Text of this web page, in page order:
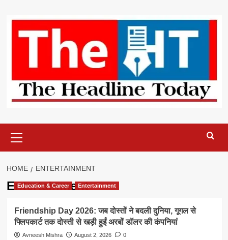
content
Menu
HOME ENTERTAINMENT
Entertainment
Education & Career Entertainment
Friendship Day 2026: जब दोस्तों ने बदली दुनिया, गूगल से
फ्लिपकार्ट तक दोस्ती से खड़ी हुईं अरबों डॉलर की कंपनियां
Avneesh Mishra August 2, 2026 0